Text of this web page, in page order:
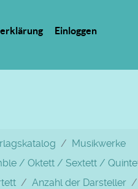
Einloggen
Musikwerke
/ Oktett / Sextett /
Anzahl der Darsteller